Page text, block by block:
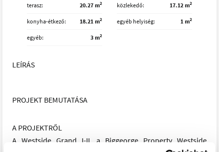
terasz 20.27 m2 közlekedő 17.12 m2
konyha-étkező 18.21 m2 egyéb helyiség 1 m2
egyéb 3 m2
LEÍRÁS
PROJEKT BEMUTATÁSA
A PROJEKTRŐL
A Westside Grand I-II. a Biggeorge Property Westside